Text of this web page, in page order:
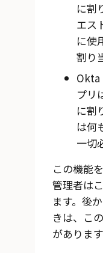
に割
エス
に使
割り
プリ
に割
は何
一切
この機能
管理者は
ます。後
きは、こ
がありま